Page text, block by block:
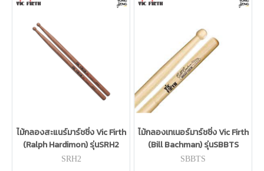
ไม้กลองสะแนร์มาร์ชชิ่ง Vic Firth
(Ralph Hardimon) รุ่นSRH2
SRH2
ไม้กลองเทเนอร์มาร์ชชิ่ง Vic Firth
(Bill Bachman) รุ่นSBBTS
SBBTS